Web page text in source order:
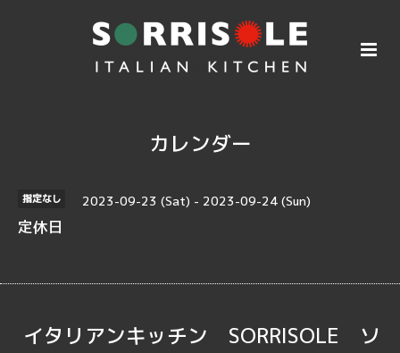
カレンダー
指定なし 2023-09-23 (Sat) - 2023-09-24 (Sun)
定休日
イタリアンキッチン SORRISOLE ソ